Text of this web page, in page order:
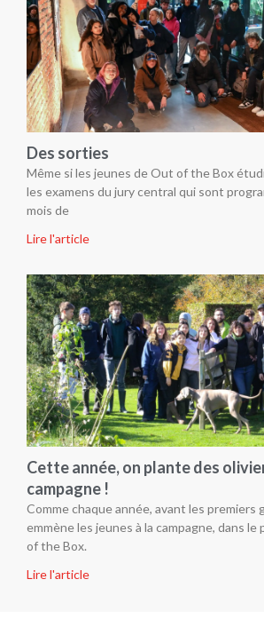
Des sorties
Même si les jeunes de Out of the Box
les examens du jury central qui sont
mois de
Lire l'article
Cette année, on plante des
campagne !
Comme chaque année, avant les premiers
emmène les jeunes à la campagne, dans
of the Box.
Lire l'article